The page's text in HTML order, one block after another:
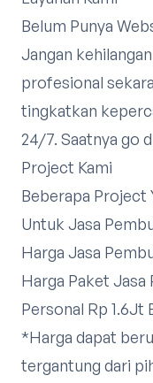
Belum Punya
Jangan
profesional
tingkatkan
24/7. Saatnya go
Project Kami
Beberapa Project
Untuk Jasa
Harga Jasa
Harga Paket
Personal Rp 1.6Jt
*Harga dapat
tergantung dari